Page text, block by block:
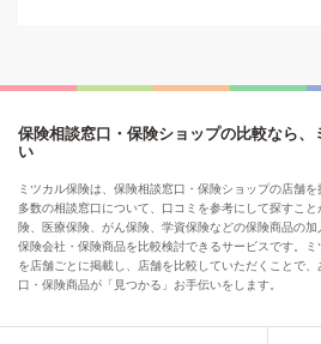
保険相談窓口・保険ショップの比較なら、
い
ミツカル保険は、保険相談窓口・保険ショップの店舗
多数の相談窓口について、口コミを参考にして探すこ
険、医療保険、がん保険、学資保険などの保険商品の
保険会社・保険商品を比較検討できるサービスです。
を店舗ごとに掲載し、店舗を比較していただくことで
口・保険商品が「見つかる」お手伝いをします。